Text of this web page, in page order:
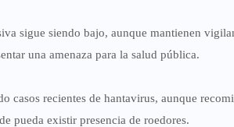
sigue siendo bajo, aunque mantienen
una amenaza para la salud pública.
casos recientes de hantavirus, aunque
pueda existir presencia de roedores.